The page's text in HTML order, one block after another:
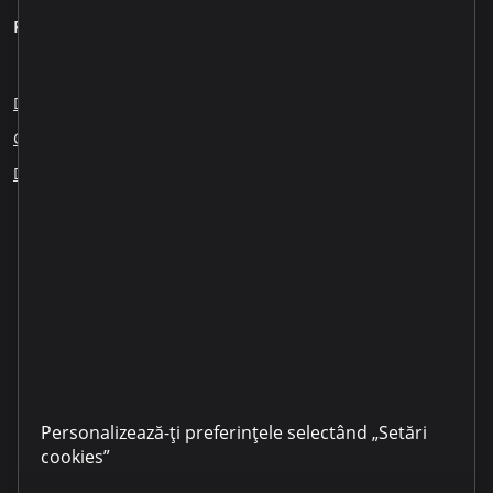
Personalizează-ți preferințele selectând „Setări
cookies”
Pentru clienți
Despre noi
Creditare responsabilă
Dezvăluirea informației